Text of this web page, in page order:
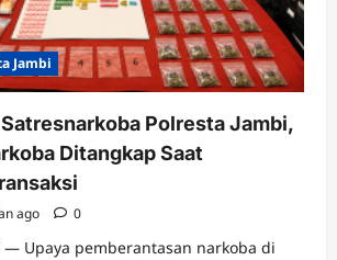
Jambi
Polresta Jambi,
Ditangkap Saat
ago 0
— Upaya pemberantasan narkoba di